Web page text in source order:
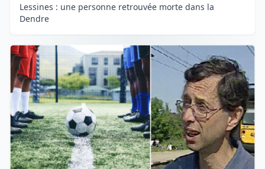
Lessines : une personne retrouvée morte dans la
Dendre